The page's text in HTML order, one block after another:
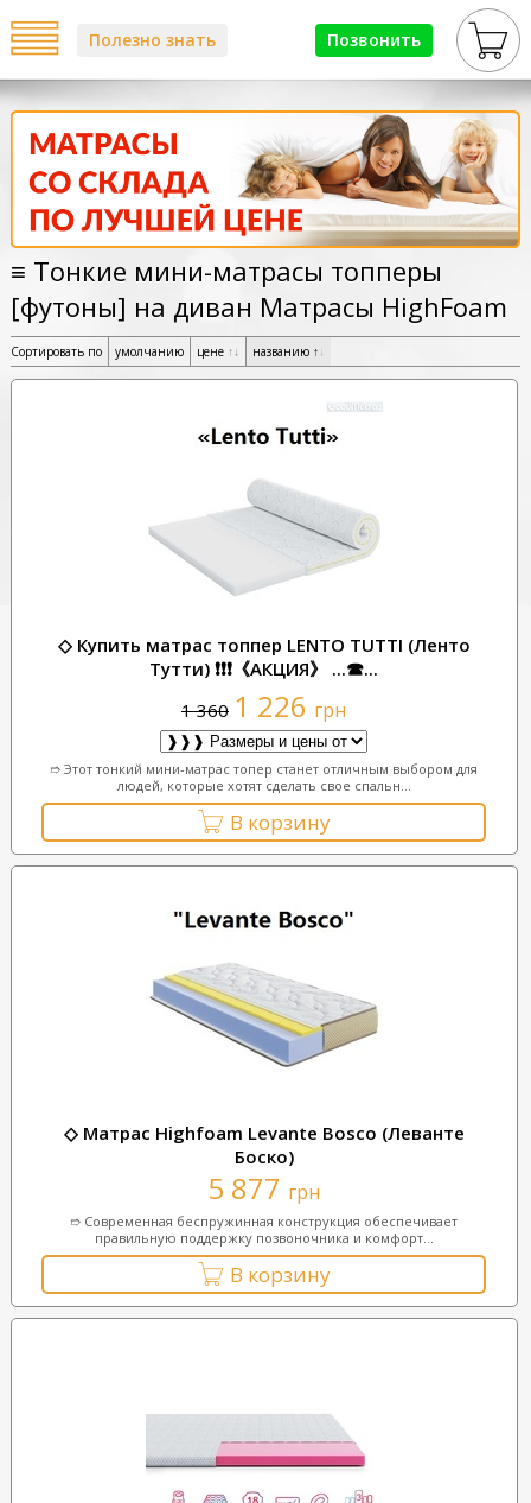
Позвонить
Полезно знать
≡ Тонкие мини-матрасы топперы
[футоны] на диван Матрасы HighFoam
Сортировать по умолчанию цене ↑↓ названию ↑ ↓
◇ Купить матрас топпер LENTO TUTTI (Ленто
Тутти) ❗❗❗《АКЦИЯ》 ...☎...
1 360 1 226 грн
➱ Этот тонкий мини-матрас топер станет отличным выбором для
людей, которые хотят сделать свое спальн...
В корзину
◇ Матрас Highfoam Levante Bosco (Леванте
Боско)
5 877 грн
➱ Современная беспружинная конструкция обеспечивает
правильную поддержку позвоночника и комфорт...
В корзину